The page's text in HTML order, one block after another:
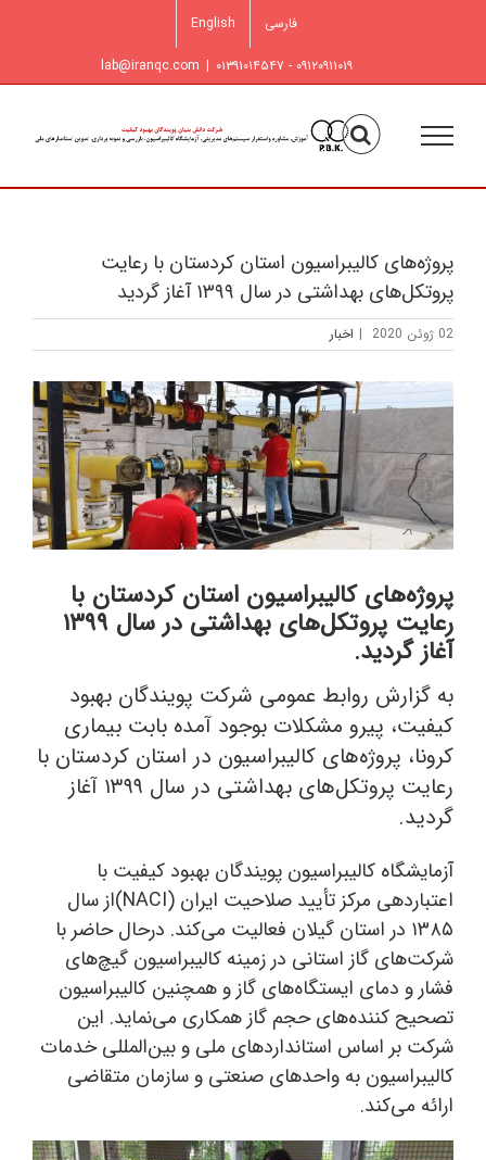
فارسی English
۰۹۱۲۰۹۱۱۰۱۹ - ۰۱۳۹۱۰۱۴۵۴۷ |
lab@iranqc.com
پروژه‌های کالیبراسیون استان کردستان با رعایت
پروتکل‌های بهداشتی در سال ۱۳۹۹ آغاز گردید
02 ژوئن 2020 | اخبار
مشاهده
تصویر
پروژه‌های کالیبراسیون استان کردستان با
رعایت پروتکل‌های بهداشتی در سال ۱۳۹۹
آغاز گردید.
به گزارش روابط عمومی شرکت پویندگان بهبود
کیفیت، پیرو مشکلات بوجود آمده بابت بیماری
کرونا، پروژه‌های کالیبراسیون در استان کردستان با
رعایت پروتکل‌های بهداشتی در سال ۱۳۹۹ آغاز
گردید.
آزمایشگاه کالیبراسیون پویندگان بهبود کیفیت با
اعتباردهی مرکز تأیید صلاحیت ایران (NACI)
از سال
۱۳۸۵ در استان گیلان فعالیت می‌کند. درحال حاضر با
شرکت‌های گاز استانی در زمینه کالیبراسیون گیچ‌های
فشار و دمای ایستگاه‌های گاز و همچنین کالیبراسیون
تصحیح کننده‌های حجم گاز همکاری می‌نماید. این
شرکت بر اساس استانداردهای ملی و بین‌المللی خدمات
کالیبراسیون به واحدهای صنعتی و سازمان متقاضی
ارائه می‌کند.